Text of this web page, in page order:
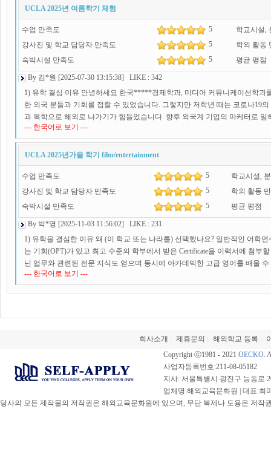
게 됐습니다. 또한, Extension 과정을 통해 얻을 수 있는 ‘단기간 집중 교육’이
간이 짧아, 비용이나 시간을 조금 더 효율적으로 사용할 수 있다는 장점이 있
과 똑같이 동아리도 들어가고 대학생활을 한다는 점이 너무 좋았습니다.
학업 경험 UCLA Extension에서 여러 가지 과목이 운영되지만, 저는 영상(필
바로 옆이니까 뭔가 색다른 기회를 얻을 수 있지 않을까?” 하는 기대감이 있
인 감독님이나 프로듀서분들이 직접 수업을 진행해주셔서 실무 감각을 제대
늘은 짧은 영상 기획안을 써보자”라든지, “주말에는 실제로 영상을 촬영해서
수 있는 과제들을 내주시더라고요. 그러다 보니 저도 자연스럽게 카메라 워
로 익힐 수 있었습니다. 실습이 많았던 덕분에, 내가 정말 엘에이에서 영상공
실제로 다양한 국적의 친구들과 영상을 만들다 보니 정말 꿈같은 3개월이었
젝트가 많다는 건데, 영상 수업은 그야말로 협업이 필수잖아요. 각자 맡은 역
영화를 찍기도 했는데, 그 과정에서 만난 친구들이 지금도 제게는 소중한 네
중국 등)에서 영상 일을 좀 해본 사람도 있었고, 완전 초보지만 창의적인 아
달라서 협업할 때 시너지가 더욱 컸던 것 같습니다. 또, UCLA Extension 학생
는 게 엄청난 장점이었어요. 도서관에서 영상 관련 자료를 찾을 수도 있었고,
은 행사를 다 참여할 수 있었거든요. 그리고 UCLA 필름 스쿨 쪽 이벤트에 초
함께 감상하는 기회도 정말 좋았습니다. 무엇보다 제일 좋았던 건, 교수님들
셨다는 겁니다. 예를 들어 “요즘 할리우드에서 이런 식의 촬영 기법이 부상
한다” 같은, 책에선 절대 접할 수 없는 실제 현장의 이야기를 수업 시간에 들
긴장도 했어요. 스크립트나 스토리보드를 영어로 써야 하는 건 익숙지 않았
화가 강해서, 영어 때문에 힘들어하는 사람 있으면 다들 자연스럽게 도와줬
키울 수 있었습니다. 제가 생각하기에, 영상이나 영화 관련 일을 꿈꾸는 분들
생각합니다. 학위 과정보다 짧고 실무 중심이라 빠른 기간 안에 배움+경험+
말 “LA에서 영상 공부하고 싶은데, 긴 학위 과정은 조금 부담스러운데…” 하
xtension 학생들은 보통 비교적 짧은 기간 동안 미국에 머무르는 경우가 많으
는 것입니다. 예를 들어, 학교 내외부에서 열어주는 세미나, 워크숍, 네트워
인맥을 얻을 수 있으며 동아리가 잘 되어 있어서 동아리 가입도 추천합니다.
서 룸쉐어를 많이 구하기 때문에 사전에 연락해서 구하고 가면 좋겠습니다.
교육문화원 이용 경험 제가 해외교육문화원을 통해 준비하기로 한 이유는,
UCLA 2025년 여름학기 체험
수업 만족도 5
학교시설,
강사진 및 학교 담당자 만족도
5
학외 활동
숙박시설 만족도
5 평균 평점
By 김*원 [2025-07-30 13:15:38] LIKE : 342
1) 유학 결심 이유 안녕하세요 한국*****경제학과, 미디어 커뮤니케이션학
한 외국 분들과 기회를 접할 수 있었습니다. 그렇지만 저학년 때는 코로나19
과 복학으로 해외로 나가기가 힘들었습니다. 향후 외국계 기업의 마케터로
해외 계절학기를 통해 영어 실력을 기르고 제 커리어를 더욱 탐색해보고 싶
얻을 수 있는 영어권 국가 미국의 명문대를 알아보았으며, 그 중 등록금이 상
름학기를 선택하게 되었습니다. 특히 미디어, 마케팅 분야에서 UCLA의 교육
2) 학교 및 학업 경험 제가 들은 강의는 Communication 학부의 "Ethical and
실제 LA 타임즈에서 20년 넘게 근무하신 저널리스트 출신의 J.뉴튼 교수님이
발표 참여(10%)로 성적을 매기십니다. 전반적인 내용은 저널리즘이며, "언론
주의하며 사람들에게 보도할 것인가"와 같은 윤리적 담론까지 깊이 있게 다
개방적입니다. 교수님이 정해두신 커리큘럼을 따라가지만 끊임없이 학생들
다양한 사례에 대해 진지하게 고민해볼 수 있었습니다. 시험 내용은 매주 공
나를 선택해서 본인의 주장과 근거를 서술하는 스몰 에세이 형식입니다. 금
이 UCLA Online에 접속해서 응시하는 형식입니다. 저는 교재를 구매한 뒤 수
위해 Otter라는 학습 어플을 다운로드하였고, 이를 챗 GPT와 함께 사용하여
난이도인 3~4학년 수준의 심화 전공이라 초반에는 다소 어려움이 있었으나
0/4.0으로 최상위 GPA인 A를 받으며 유종의 미를 거두었습니다. 3) 현지 생
좋아했습니다. 다만 여름 특성상 햇빛이 강하고 강의실까지의 거리도 있어
eek 구성의 밀키트 쿠폰도 신청할 수 있어서 무조건 기숙사에 지내는 것이
뷔페로 나오는데 정말 맛있습니다. 과장 안 하고 한국의 평균적인 양식당보
음식은 미국 전역에서도 가장 맛있는 학식 중 하나라고 하니 웬만하면 기숙
공학 수업을 듣는 중국인 학생이었는데 금방 친해져서 3주 동안 서로에게
고 있습니다. 수업이 없을 때는 LA의 관광지를 돌아다니기도 했습니다. 전 차
--- 한국어로 보기 ---
UCLA 2025년가을 학기 film/entertainment
수업 만족도 5
학교시설,
강사진 및 학교 담당자 만족도
5
학외 활동
숙박시설 만족도
5 평균 평점
By 박*영 [2025-11-03 11:56:02] LIKE : 231
1) 유학을 결심한 이유 왜 (이 학교 또는 나라를) 선택했나요? 일반적인 어학
는 기회(OPT)가 있고 최고 수준의 학부에서 받은 Certificate을 이력서에 첨부
닌 업무와 관련된 전문 지식도 얻으며 동시에 아카데믹한 고급 영어를 배울
수 있다는 점에서 짧은 기간에 많은 것을 얻을 수 있을 거라 생각했습니다. 특
직 종사자들이 사용하는 언어와, 감각을 몸으로 체화할 수 있다는 것 현지 미
듣는 수업 특성상 (film/entertainment) 필름 관련된 업무를 하고 싶어하는 미
요 (온라인 1과목 포함) UCLA 본교 수업도 추가로 들을 수 있다는게 장점이
빅스튜디오의 임원, 프로듀서, 작가, 변호사들을 초청하는 게스트 스피커 세
는 분들의 강의를 직접 이야기를 주고 받으면서 들을 수 있는 기회라 무척 즐
숙사 지원이 안되는 프로그램이기 때문에 아웃캠퍼스 하우징 서칭이 필수인
교와 가깝고 일본 분들이 많이 거주하시는 쏘텔 등에도 거주 가능하지만 차
--- 한국어로 보기 ---
회사소개 제휴문의 해외학교 등록
Copyright ⓒ1981 - 2021 OECKO.
사업자등록번호:211-08-05182
지사: 서울특별시 광진구 능동로
업체명:해외교육문화원 | 대표:최
당사의 모든 제작물의 저작권은 해외교육문화원에 있으며, 무단 복제나 도용은 저